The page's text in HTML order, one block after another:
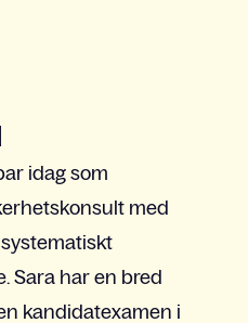
idag som
med
Sara har en bred
kandidatexamen i